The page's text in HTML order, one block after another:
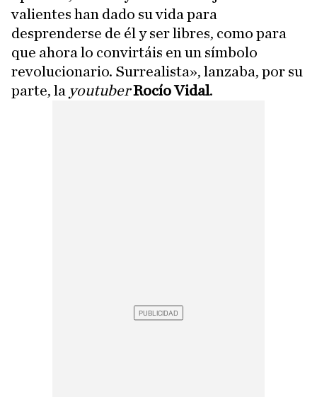
valientes han dado su vida para
desprenderse de él y ser libres, como para
que ahora lo convirtáis en un símbolo
revolucionario. Surrealista», lanzaba, por su
parte, la youtuberRocío Vidal.